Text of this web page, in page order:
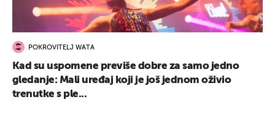
POKROVITELJ WATA
Kad su uspomene previše dobre za samo jedno
gledanje: Mali uređaj koji je još jednom oživio
trenutke s ple...